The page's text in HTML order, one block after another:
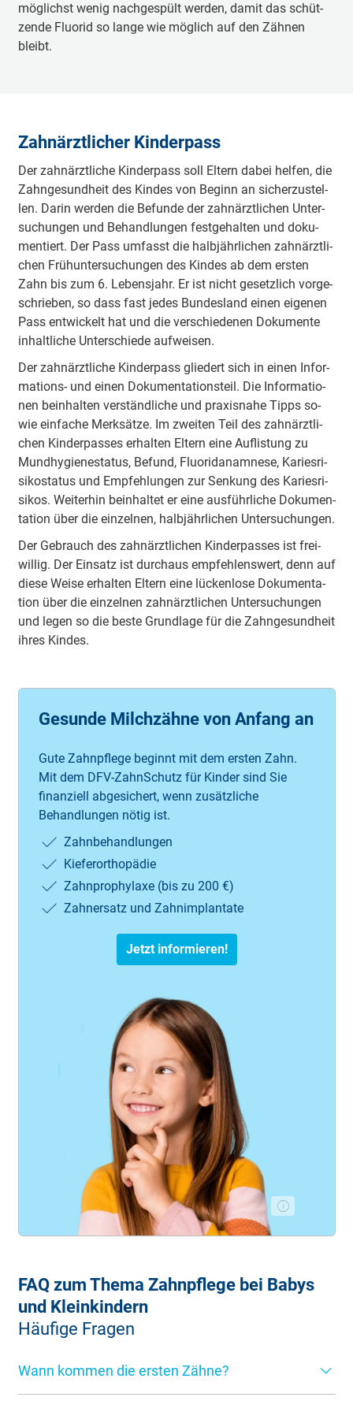
mög­lichst we­nig nach­ge­spült wer­den, da­mit das schüt­
zen­de Fluo­rid so lan­ge wie mög­lich auf den Zäh­nen
bleibt.
Zahnärztlicher Kinderpass
Der zahn­ärzt­li­che Kin­der­pass soll El­tern da­bei hel­fen, die
Zahn­ge­sund­heit des Kin­des von Be­ginn an si­cher­zu­stel­
len. Da­rin wer­den die Be­fun­de der zahn­ärzt­li­chen Un­ter­
su­chun­gen und Be­hand­lun­gen fest­ge­hal­ten und do­ku­
men­tiert. Der Pass um­fasst die halb­jähr­li­chen zahn­ärzt­li­
chen Früh­un­ter­su­chun­gen des Kin­des ab dem ers­ten
Zahn bis zum 6. Le­bens­jahr. Er ist nicht ge­setz­lich vor­ge­
schrie­ben, so dass fast je­des Bun­des­land ei­nen ei­ge­nen
Pass ent­wi­ckelt hat und die ver­schie­de­nen Do­ku­men­te
in­halt­li­che Un­ter­schie­de auf­wei­sen.
Der zahn­ärzt­li­che Kin­der­pass glie­dert sich in ei­nen In­for­
ma­tions- und ei­nen Do­ku­men­ta­tions­teil. Die In­for­ma­tio­
nen be­inhal­ten ver­ständ­li­che und pra­xis­na­he Tipps so­
wie ein­fa­che Merk­sät­ze. Im zwei­ten Teil des zahn­ärzt­li­
chen Kin­der­pas­ses er­hal­ten El­tern ei­ne Auf­lis­tung zu
Mund­hy­gie­ne­sta­tus, Be­fund, Fluo­rid­a­na­mne­se, Ka­ri­es­ri­
siko­sta­tus und Emp­feh­lun­gen zur Sen­kung des Ka­ri­es­ri­
sikos. Wei­ter­hin be­inhal­tet er ei­ne aus­führ­li­che Do­ku­men­
ta­tion über die ein­zel­nen, halb­jähr­li­chen Un­ter­su­chun­gen.
Der Ge­br­auch des zahn­ärzt­li­chen Kin­der­pas­ses ist frei­
wil­lig. Der Ein­satz ist durch­aus emp­feh­lens­wert, denn auf
die­se Wei­se er­hal­ten El­tern ei­ne lü­cken­lo­se Do­ku­men­ta­
tion über die ein­zel­nen zahn­ärzt­li­chen Un­ter­su­chun­gen
und le­gen so die bes­te Grund­la­ge für die Zahn­ge­sund­heit
ih­res Kin­des.
Gesunde Milchzähne von Anfang an
Gute Zahnpflege beginnt mit dem ersten Zahn.
Mit dem DFV-ZahnSchutz für Kinder sind Sie
finanziell abgesichert, wenn zusätzliche
Behandlungen nötig ist.
Zahnbehandlungen
Kieferorthopädie
Zahnprophylaxe (bis zu 200 €)
Zahnersatz und Zahnimplantate
Jetzt informieren!
FAQ zum Thema Zahnpflege bei Babys
und Kleinkindern
Häufige Fragen
Wann kommen die ersten Zähne?